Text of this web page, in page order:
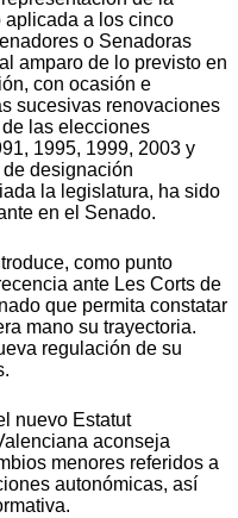
aplicada a los cinco
o Senadoras
amparo de lo previsto en
con ocasión e
sucesivas renovaciones
las elecciones
1995, 1999, 2003 y
designación
la legislatura, ha sido
en el Senado.
como punto
ante Les Corts de
que permita constatar
mano su trayectoria.
regulación de su
nuevo Estatut
aconseja
menores referidos a
autonómicas, así